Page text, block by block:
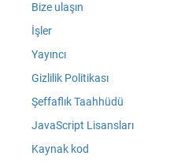
Bize ulaşın
İşler
Yayıncı
Gizlilik Politikası
Şeffaflık Taahhüdü
JavaScript Lisansları
Kaynak kod